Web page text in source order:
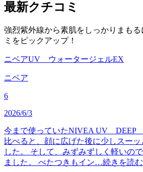
最新クチコミ
強烈紫外線から素肌をしっかりまも
ミをピックアップ！
ニベアUV ウォータージェルEX
ニベア
6
2026/6/3
今まで使っていたNIVEA UV DEEP
比べると、顔に広げた後に少しスー
した。 そして、みずみずしく軽いの
ました。 べたつきもイン…続きを読む